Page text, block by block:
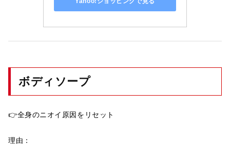
ボディソープ
👉全身のニオイ原因をリセット
理由：